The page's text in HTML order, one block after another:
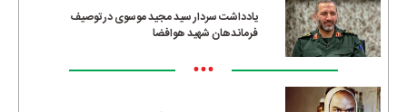
یادداشت سردار سید مجید موسوی در توصیف
فرماندهان شهید هوافضا
•••